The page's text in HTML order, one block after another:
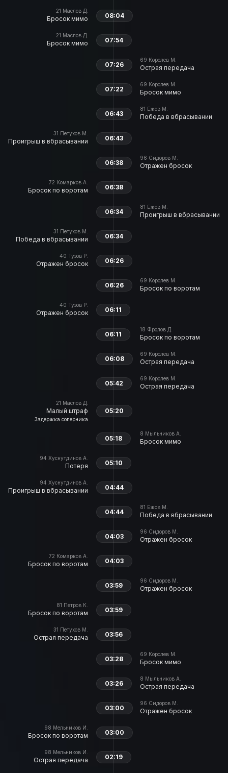
21 Маслов Д.
Бросок мимо 08:04
21 Маслов Д.
Бросок мимо 07:54
69 Королев М.
Острая передача
07:26
69 Королев М.
Бросок мимо
07:22
81 Ежов М.
Победа в вбрасывании
06:43
31 Петухов М.
Проигрыш в вбрасывании 06:43
96 Сидоров М.
Отражен бросок
06:38
72 Комарков А.
Бросок по воротам 06:38
81 Ежов М.
Проигрыш в вбрасывании
06:34
31 Петухов М.
Победа в вбрасывании 06:34
40 Тузов Р.
Отражен бросок 06:26
69 Королев М.
Бросок по воротам
06:26
40 Тузов Р.
Отражен бросок 06:11
18 Фролов Д.
Бросок по воротам
06:11
69 Королев М.
Острая передача
06:08
69 Королев М.
Острая передача
05:42
21 Маслов Д.
Малый штраф
Задержка соперника
05:20
8 Мыльников А.
Бросок мимо
05:18
94 Хуснутдинов А.
Потеря 05:10
94 Хуснутдинов А.
Проигрыш в вбрасывании 04:44
81 Ежов М.
Победа в вбрасывании
04:44
96 Сидоров М.
Отражен бросок
04:03
72 Комарков А.
Бросок по воротам 04:03
96 Сидоров М.
Отражен бросок
03:59
81 Петров К.
Бросок по воротам 03:59
31 Петухов М.
Острая передача 03:56
69 Королев М.
Бросок мимо
03:28
8 Мыльников А.
Острая передача
03:26
96 Сидоров М.
Отражен бросок
03:00
98 Мельников И.
Бросок по воротам 03:00
98 Мельников И.
Острая передача 02:19